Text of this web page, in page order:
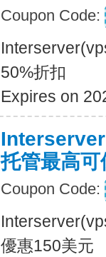
Coupon Code:
50%折扣
Expires on
托管最高
Coupon Code:
優惠150美元